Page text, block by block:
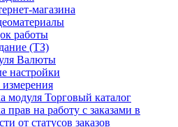
магазина
работы
(ТЗ)
Валюты
настройки
модуля Торговый каталог
прав на работу с заказами в
от статусов заказов